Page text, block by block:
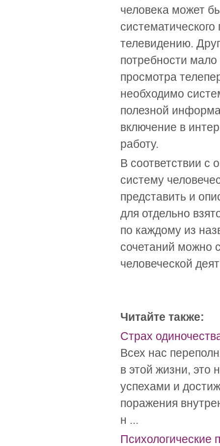
человека может
телевидению.
потребности мало
просмотра
необходимо
полезной
включение в
работу.
В соответствии
систему
представить и
для отдельно
по каждому из
сочетаний можно
человеческой
Читайте также:
Страх
Всех нас
в этой жизни, это
успехами и
поражения
н ...
Психологические